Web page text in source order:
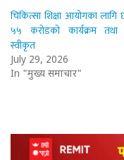
चिकित्सा शिक्षा आयोगका लागि
५५ करोडको कार्यक्रम
स्वीकृत
July 29, 2026
In "मुख्य समाचार"